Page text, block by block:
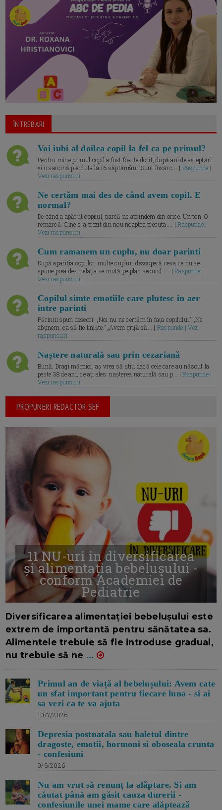
ÎNTREBARI
Voi iubi al doilea copil la fel ca pe primul?
Pentru mine primul copil a fost foarte dorit, după ani de așteptări
și o sarcină pierduta la 16 săptămâni. Sunt însărc... | Raspunde |
Vezi raspunsuri
Ne certăm mai des de când avem copil. E
normal?
De când a apărut copilul, parcă ne aprindem din orice. Un ton. O
remarcă. Cine s-a trezit din nou noaptea trecuta.... |Raspunde |
Vezi raspunsuri
Cum ramanem un cuplu, nu doar parinti
După apariția copiilor, multe cupluri descoperă ceva ce nu se
spune prea des: relația se mută pe plan secund. ... |Raspunde |
Vezi raspunsuri
Copilul simte emotiile care plutesc in aer
intre parinti
Părinții spun deseori: „Noi nu ne certăm în fața copilului.” „Ne
abținem, ca să fie liniște.” „Avem grijă să... | Raspunde | Vezi
raspunsuri
Naștere naturală sau prin cezariană
Bună, Dragi mămici, aș vrea să știu dacă cele care au născut la
peste 38 de ani, ce ați ales: nașterea naturală sau p... |Raspunde |
Vezi raspunsuri
PROPUNERI REDACTOR SEF
11 NU-uri in diversificarea
și alimentația bebelușului -
conform Academiei de
Pediatrie
Diversificarea alimentației bebelușului este
extrem de importantă pentru sănătatea sa.
Alimentele trebuie să fie introduse gradual,
nu trebuie să ne ...
Primul an de viață al bebelușului: Avem cate
un sfat important pentru fiecare luna - si ai
sa vezi ca te va ajuta
10/7/2026
Depresia postnatala sau baletul dintre
dragoste, emotii, hormoni si oboseala crunta
- confesiuni
9/6/2026
Nu am vrut să renunț la alăptare. Si am
căutat până am găsit cauza durerii -
confesiunile unei mame care alăptează